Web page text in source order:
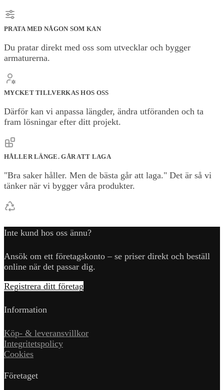
PRATA MED NÅGON SOM KAN
Du pratar direkt med oss som utvecklar och bygger
armaturerna.
MYCKET TILLVERKAS HOS OSS
Därför kan vi anpassa längder, ändra utföranden och ta
fram lösningar efter ditt projekt.
HÅLLER LÄNGE. GÅR ATT LAGA
"Bra saker håller. Men de bästa går att laga." Det är så vi
tänker när vi bygger våra produkter.
Inte kund hos oss ännu?
Ansök om ett företagskonto – se priser direkt och beställ
online när det passar dig.
Registrera ditt företag
Information
Köp- & leveransvillkor
Integritetspolicy
Cookies
Företaget